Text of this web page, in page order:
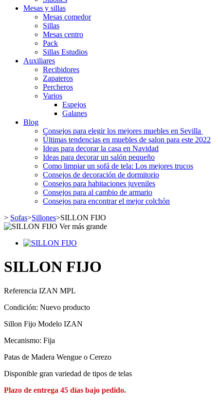
Mesas y sillas
Mesas comedor
Sillas
Mesas centro
Pack
Sillas Estudios
Auxiliares
Recibidores
Zapateros
Percheros
Varios
Espejos
Galanes
Blog
Consejos para elegir los mejores muebles en Sevilla
Últimas tendencias en muebles de salon para este 2022
Ideas para decorar la casa en Navidad
Ideas para decorar un salón pequeño
Como limpiar un sofá de tela: Los mejores trucos
Consejos de decoración de dormitorio
Consejos para habitaciones juveniles
Consejos para al cambio de armario
Consejos para encontrar el mejor colchón
> Sofas>Sillones>SILLON FIJO
Ver más grande
SILLON FIJO
Referencia IZAN MPL
Condición: Nuevo producto
Sillon Fijo Modelo IZAN
Mecanismo: Fija
Patas de Madera Wengue o Cerezo
Disponible gran variedad de tipos de telas
Plazo de entrega 45 días bajo pedido.